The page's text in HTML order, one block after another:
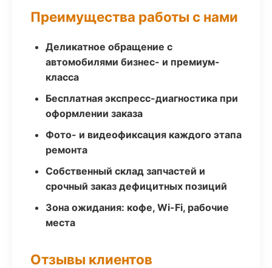
Преимущества работы с нами
Деликатное обращение с
автомобилями бизнес- и премиум-
класса
Бесплатная экспресс-диагностика при
оформлении заказа
Фото- и видеофиксация каждого этапа
ремонта
Собственный склад запчастей и
срочный заказ дефицитных позиций
Зона ожидания: кофе, Wi-Fi, рабочие
места
Отзывы клиентов